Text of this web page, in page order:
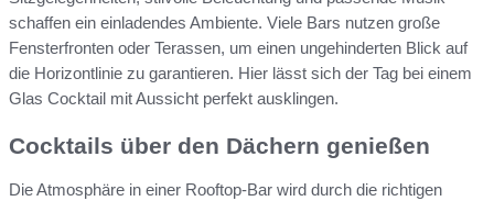
schaffen ein einladendes Ambiente. Viele Bars nutzen große
Fensterfronten oder Terassen, um einen ungehinderten Blick auf
die Horizontlinie zu garantieren. Hier lässt sich der Tag bei einem
Glas Cocktail mit Aussicht perfekt ausklingen.
Cocktails über den Dächern genießen
Die Atmosphäre in einer Rooftop-Bar wird durch die richtigen